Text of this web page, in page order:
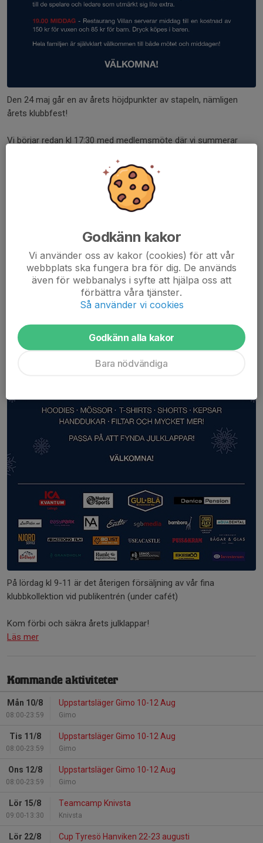
Den 24 maj går en av årets höjdpunkter av stapeln, nämligen
årets klubbfest!
Vi börjar redan kl 17:30 med medlemsmöte där vi summerar
Under mötet har vi också prisceremonin "Lidingö Vikings...
13 dec 2018 0 kommentarer
På lördag kl 9-11 är det återigen försäljning av vår fina
klubbkollektion vid publikentrén (under cafét)
Kom förbi och säkra årets julklappar!
Läs mer
Kommande aktiviteter
Mån 10/8
08:00-23:59
Uppstartsläger Gimo 10-12 Aug
Gimo
Tis 11/8
08:00-23:59
Uppstartsläger Gimo 10-12 Aug
Gimo
Ons 12/8
08:00-23:59
Uppstartsläger Gimo 10-12 Aug
Gimo
Lör 15/8
09:00-13:30
Teamcamp Knivsta
Knivsta
Lör 22/8 Cup Tyresö Hanviken 22-23 augusti
Godkänn kakor
Vi använder oss av kakor (cookies) för att vår
webbplats ska fungera bra för dig. De används
även för webbanalys i syfte att hjälpa oss att
förbättra våra tjänster.
Så använder vi cookies
Godkänn alla kakor
Bara nödvändiga